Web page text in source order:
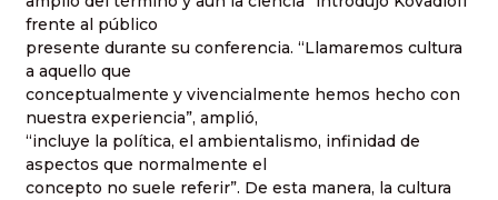
frente al público
presente durante su conferencia. “Llamaremos cultura
a aquello que
conceptualmente y vivencialmente hemos hecho con
nuestra experiencia”, amplió,
“incluye la política, el ambientalismo, infinidad de
aspectos que normalmente el
concepto no suele referir”. De esta manera, la cultura